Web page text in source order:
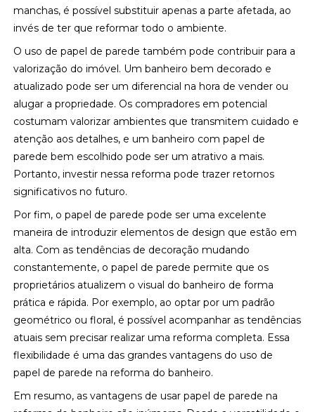
manchas, é possível substituir apenas a parte afetada, ao
invés de ter que reformar todo o ambiente.
O uso de papel de parede também pode contribuir para a
valorização do imóvel. Um banheiro bem decorado e
atualizado pode ser um diferencial na hora de vender ou
alugar a propriedade. Os compradores em potencial
costumam valorizar ambientes que transmitem cuidado e
atenção aos detalhes, e um banheiro com papel de
parede bem escolhido pode ser um atrativo a mais.
Portanto, investir nessa reforma pode trazer retornos
significativos no futuro.
Por fim, o papel de parede pode ser uma excelente
maneira de introduzir elementos de design que estão em
alta. Com as tendências de decoração mudando
constantemente, o papel de parede permite que os
proprietários atualizem o visual do banheiro de forma
prática e rápida. Por exemplo, ao optar por um padrão
geométrico ou floral, é possível acompanhar as tendências
atuais sem precisar realizar uma reforma completa. Essa
flexibilidade é uma das grandes vantagens do uso de
papel de parede na reforma do banheiro.
Em resumo, as vantagens de usar papel de parede na